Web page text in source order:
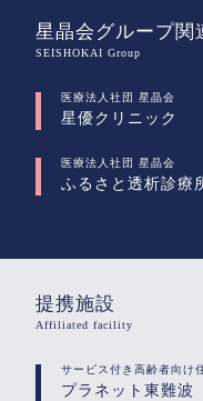
星晶会グループ関
SEISHOKAI Group
医療法人社団 星晶会
星優クリニック
医療法人社団 星晶会
ふるさと透析診療
提携施設
Affiliated facility
サービス付き高齢者向け
プラネット東難波